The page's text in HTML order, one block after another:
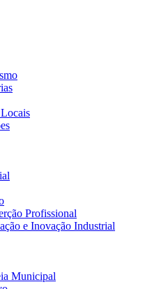
Profissional
e Inovação Industrial
Municipal